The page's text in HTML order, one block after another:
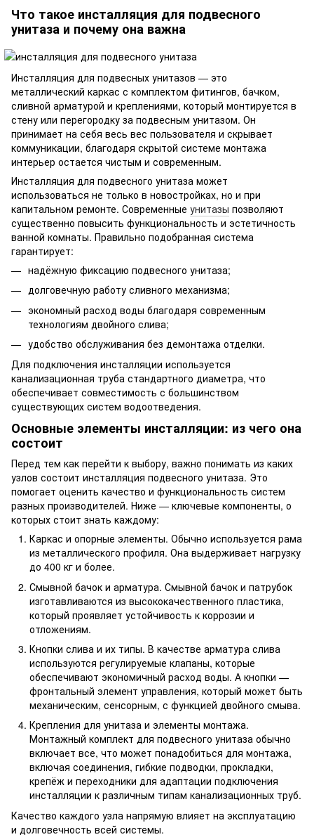
Что такое инсталляция для подвесного
унитаза и почему она важна
Инсталляция для подвесных унитазов — это
металлический каркас с комплектом фитингов, бачком,
сливной арматурой и креплениями, который монтируется в
стену или перегородку за подвесным унитазом. Он
принимает на себя весь вес пользователя и скрывает
коммуникации, благодаря скрытой системе монтажа
интерьер остается чистым и современным.
Инсталляция для подвесного унитаза может
использоваться не только в новостройках, но и при
капитальном ремонте. Современные унитазы позволяют
существенно повысить функциональность и эстетичность
ванной комнаты. Правильно подобранная система
гарантирует:
надёжную фиксацию подвесного унитаза;
долговечную работу сливного механизма;
экономный расход воды благодаря современным
технологиям двойного слива;
удобство обслуживания без демонтажа отделки.
Для подключения инсталляции используется
канализационная труба стандартного диаметра, что
обеспечивает совместимость с большинством
существующих систем водоотведения.
Основные элементы инсталляции: из чего она
состоит
Перед тем как перейти к выбору, важно понимать из каких
узлов состоит инсталляция подвесного унитаза. Это
помогает оценить качество и функциональность систем
разных производителей. Ниже — ключевые компоненты, о
которых стоит знать каждому:
Каркас и опорные элементы. Обычно используется рама
из металлического профиля. Она выдерживает нагрузку
до 400 кг и более.
Смывной бачок и арматура. Смывной бачок и патрубок
изготавливаются из высококачественного пластика,
который проявляет устойчивость к коррозии и
отложениям.
Кнопки слива и их типы. В качестве арматура слива
используются регулируемые клапаны, которые
обеспечивают экономичный расход воды. А кнопки —
фронтальный элемент управления, который может быть
механическим, сенсорным, с функцией двойного смыва.
Крепления для унитаза и элементы монтажа.
Монтажный комплект для подвесного унитаза обычно
включает все, что может понадобиться для монтажа,
включая соединения, гибкие подводки, прокладки,
крепёж и переходники для адаптации подключения
инсталляции к различным типам канализационных труб.
Качество каждого узла напрямую влияет на эксплуатацию
и долговечность всей системы.